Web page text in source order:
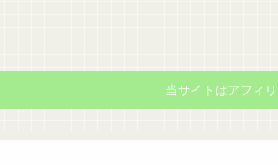
当サイトはアフィ